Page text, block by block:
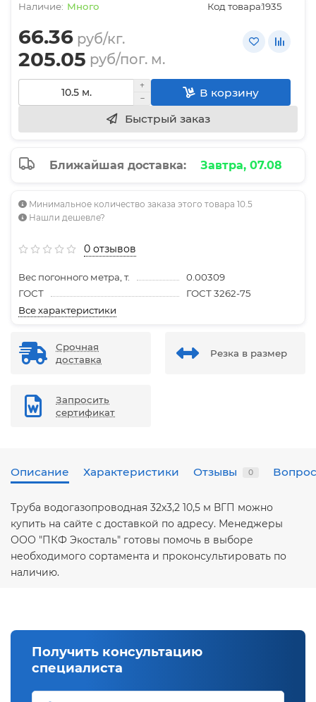
Много Код товара:1935
66.36 руб/кг.
205.05 руб/пог. м.
В корзину
Быстрый заказ
Ближайшая доставка: Завтра, 07.08
Минимальное количество заказа этого товара 10.5
Нашли дешевле?
0 отзывов
Вес погонного метра, т.
0.00309
ГОСТ
ГОСТ 3262-75
Все характеристики
Срочная
доставка
Резка в размер
Запросить
сертификат
Описание Характеристики Отзывы 0
Труба водогазопроводная 32х3,2 10,5 м ВГП можно
купить на сайте с доставкой по адресу. Менеджеры
ООО "ПКФ Экосталь" готовы помочь в выборе
необходимого сортамента и проконсультировать по
наличию.
Получить консультацию
специалиста